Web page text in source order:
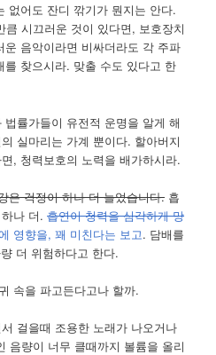
없어도 잔디 깎기가 뭔지는 안다.
시끄러운 것이 있다면, 보호장치
음악이라면 비싸더라도 각 주파
찾으시라. 맞출 수도 있다고 한
법률가들이 유전적 운명을 알게 해
실마리는 가계 뿐이다. 할아버지
, 청력보호의 노력을 배가하시라.
은 걱정이 하나 더 늘었습니다. 흡
하나 더.흡연이 청력을 심각하게 망
영향을, 꽤 미친다는 보고. 담배를
더 위험하다고 한다.
속을 파고든다고나 할까.
걸을때 조용한 노래가 나오거나
음량이 너무 클때까지 볼륨을 올리